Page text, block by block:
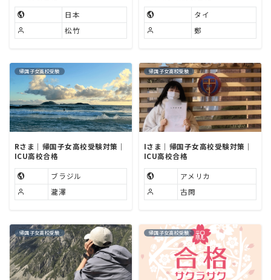
日本
松竹
タイ
鄭
帰国子女高校受験
Rさま｜帰国子女高校受験対策｜
ICU高校合格
ブラジル
瀧澤
帰国子女高校受験
Iさま｜帰国子女高校受験対策｜
ICU高校合格
アメリカ
古閑
帰国子女高校受験 帰国子女高校受験